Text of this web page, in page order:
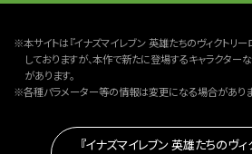
※本サイトは『イナズマイレブン 英雄たちのヴィクトリー
しておりますが、本作で新たに登場するキャラクター
があります。
※各種パラメーター等の情報は変更になる場合がありま
『イナズマイレブン 英雄たちのヴィ